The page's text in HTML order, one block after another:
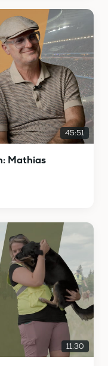
45:51
Mathias
11:30